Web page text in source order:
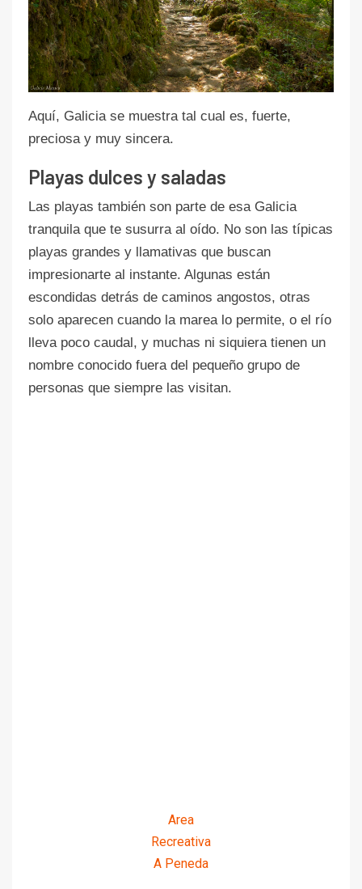
Aquí, Galicia se muestra tal cual es, fuerte,
preciosa y muy sincera.
Playas dulces y saladas
Las playas también son parte de esa Galicia
tranquila que te susurra al oído. No son las típicas
playas grandes y llamativas que buscan
impresionarte al instante. Algunas están
escondidas detrás de caminos angostos, otras
solo aparecen cuando la marea lo permite, o el río
lleva poco caudal, y muchas ni siquiera tienen un
nombre conocido fuera del pequeño grupo de
personas que siempre las visitan.
Area
Recreativa
A Peneda